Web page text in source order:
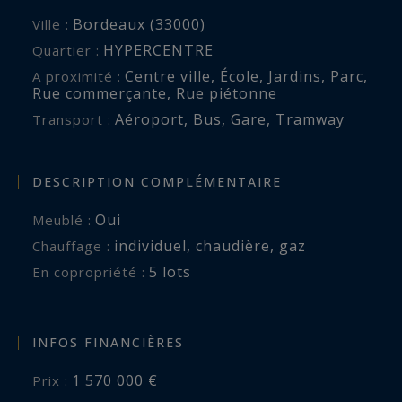
maeva.nebout@bordeauxsothebysrealty.com
Les informations sur les risques auxquels ce
Ville : Bordeaux (33000)
Quartier : HYPERCENTRE
A proximité : Centre ville, École, Jardins, Parc,
Rue commerçante, Rue piétonne
Transport : Aéroport, Bus, Gare, Tramway
DESCRIPTION COMPLÉMENTAIRE
Meublé : Oui
Chauffage : individuel, chaudière, gaz
En copropriété : 5 lots
INFOS FINANCIÈRES
Prix : 1 570 000 €